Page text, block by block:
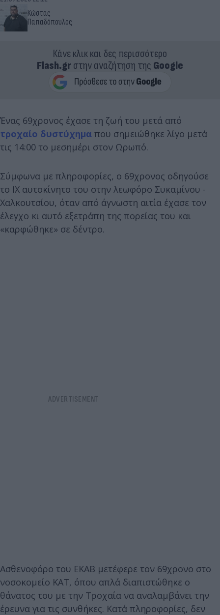
Κώστας
Παπαδόπουλος
Κάνε κλικ και δες περισσότερο
Flash.grστην αναζήτηση της Google
Ένας 69χρονος έχασε τη ζωή του μετά από
τροχαίο δυστύχημα που σημειώθηκε λίγο μετά
τις 14:00 το μεσημέρι στον Ωρωπό.
Σύμφωνα με πληροφορίες, ο 69χρονος οδηγούσε
το ΙΧ αυτοκίνητο του στην λεωφόρο Συκαμίνου -
Χαλκουτσίου, όταν από άγνωστη αιτία έχασε τον
έλεγχο κι αυτό εξετράπη της πορείας του και
«καρφώθηκε» σε δέντρο.
Ασθενοφόρο του ΕΚΑΒ μετέφερε τον 69χρονο στο
νοσοκομείο ΚΑΤ, όπου απλά διαπιστώθηκε ο
θάνατος του με την Τροχαία να αναλαμβάνει την
έρευνα για τις συνθήκες. Κατά πληροφορίες, δεν